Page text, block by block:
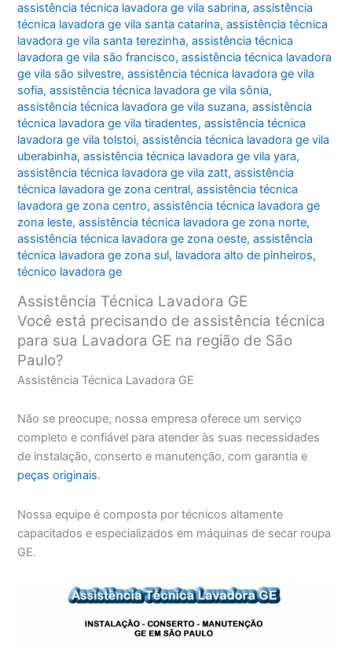
assistência técnica lavadora ge vila sabrina,assistência
técnica lavadora ge vila santa catarina,assistência técnica
lavadora ge vila santa terezinha,assistência técnica
lavadora ge vila são francisco,assistência técnica lavadora
ge vila são silvestre,assistência técnica lavadora ge vila
sofia,assistência técnica lavadora ge vila sônia,
assistência técnica lavadora ge vila suzana,assistência
técnica lavadora ge vila tiradentes,assistência técnica
lavadora ge vila tolstoi,assistência técnica lavadora ge vila
uberabinha,assistência técnica lavadora ge vila yara,
assistência técnica lavadora ge vila zatt,assistência
técnica lavadora ge zona central,assistência técnica
lavadora ge zona centro,assistência técnica lavadora ge
zona leste,assistência técnica lavadora ge zona norte,
assistência técnica lavadora ge zona oeste,assistência
técnica lavadora ge zona sul, lavadora alto de pinheiros,
técnico lavadora ge
Assistência Técnica Lavadora GE
Você está precisando de assistência técnica
para sua Lavadora GE na região de São
Paulo?
Assistência Técnica Lavadora GE
Não se preocupe, nossa empresa oferece um serviço
completo e confiável para atender às suas necessidades
de instalação, conserto e manutenção, com garantia e
peças originais.
Nossa equipe é composta por técnicos altamente
capacitados e especializados em máquinas de secar roupa
GE.